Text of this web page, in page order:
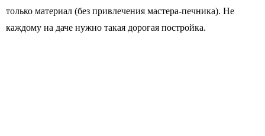
только материал (без привлечения мастера-печника). Не
каждому на даче нужно такая дорогая постройка.